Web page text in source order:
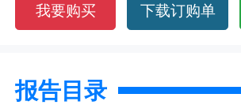
我要购买 下载订购单
报告目录